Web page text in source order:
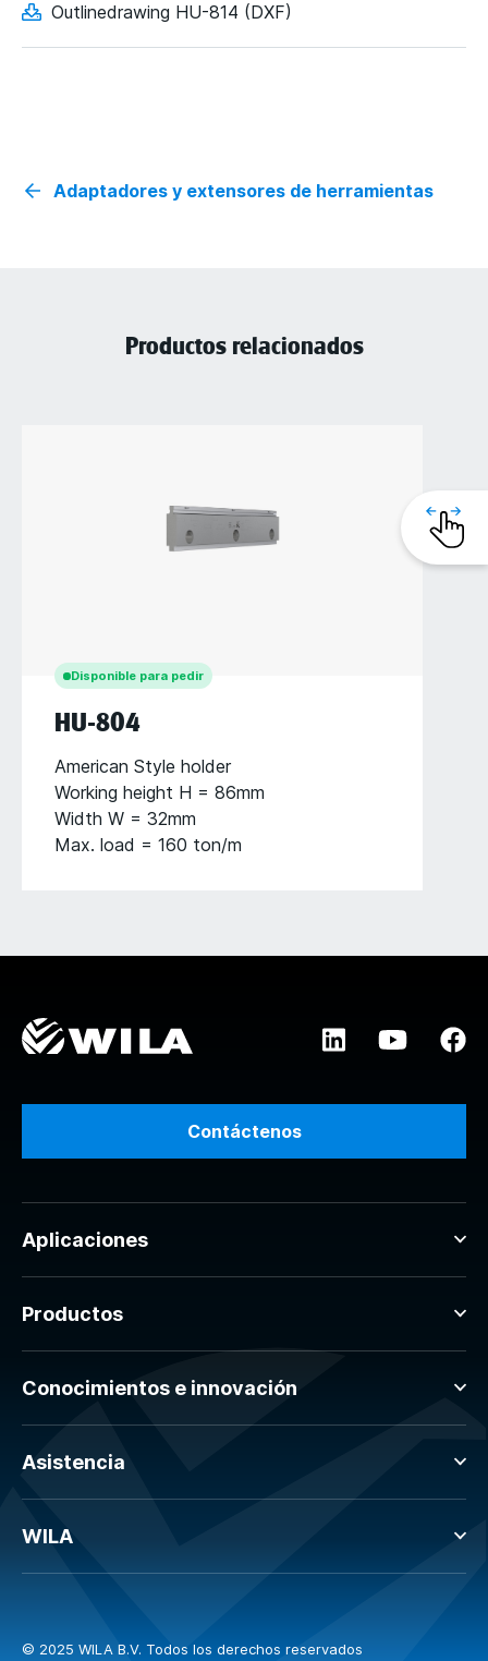
Outlinedrawing HU-814 (DXF)
Adaptadores y extensores de herramientas
Productos relacionados
Disponible para pedir
HU-804
American Style holder
Working height H = 86mm
Width W = 32mm
Max. load = 160 ton/m
Contáctenos
Aplicaciones
Productos
Conocimientos e innovación
Asistencia
WILA
© 2025 WILA B.V. Todos los derechos reservados